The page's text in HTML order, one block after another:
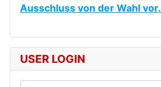
Ausschluss von der Wahl vor.
USER LOGIN